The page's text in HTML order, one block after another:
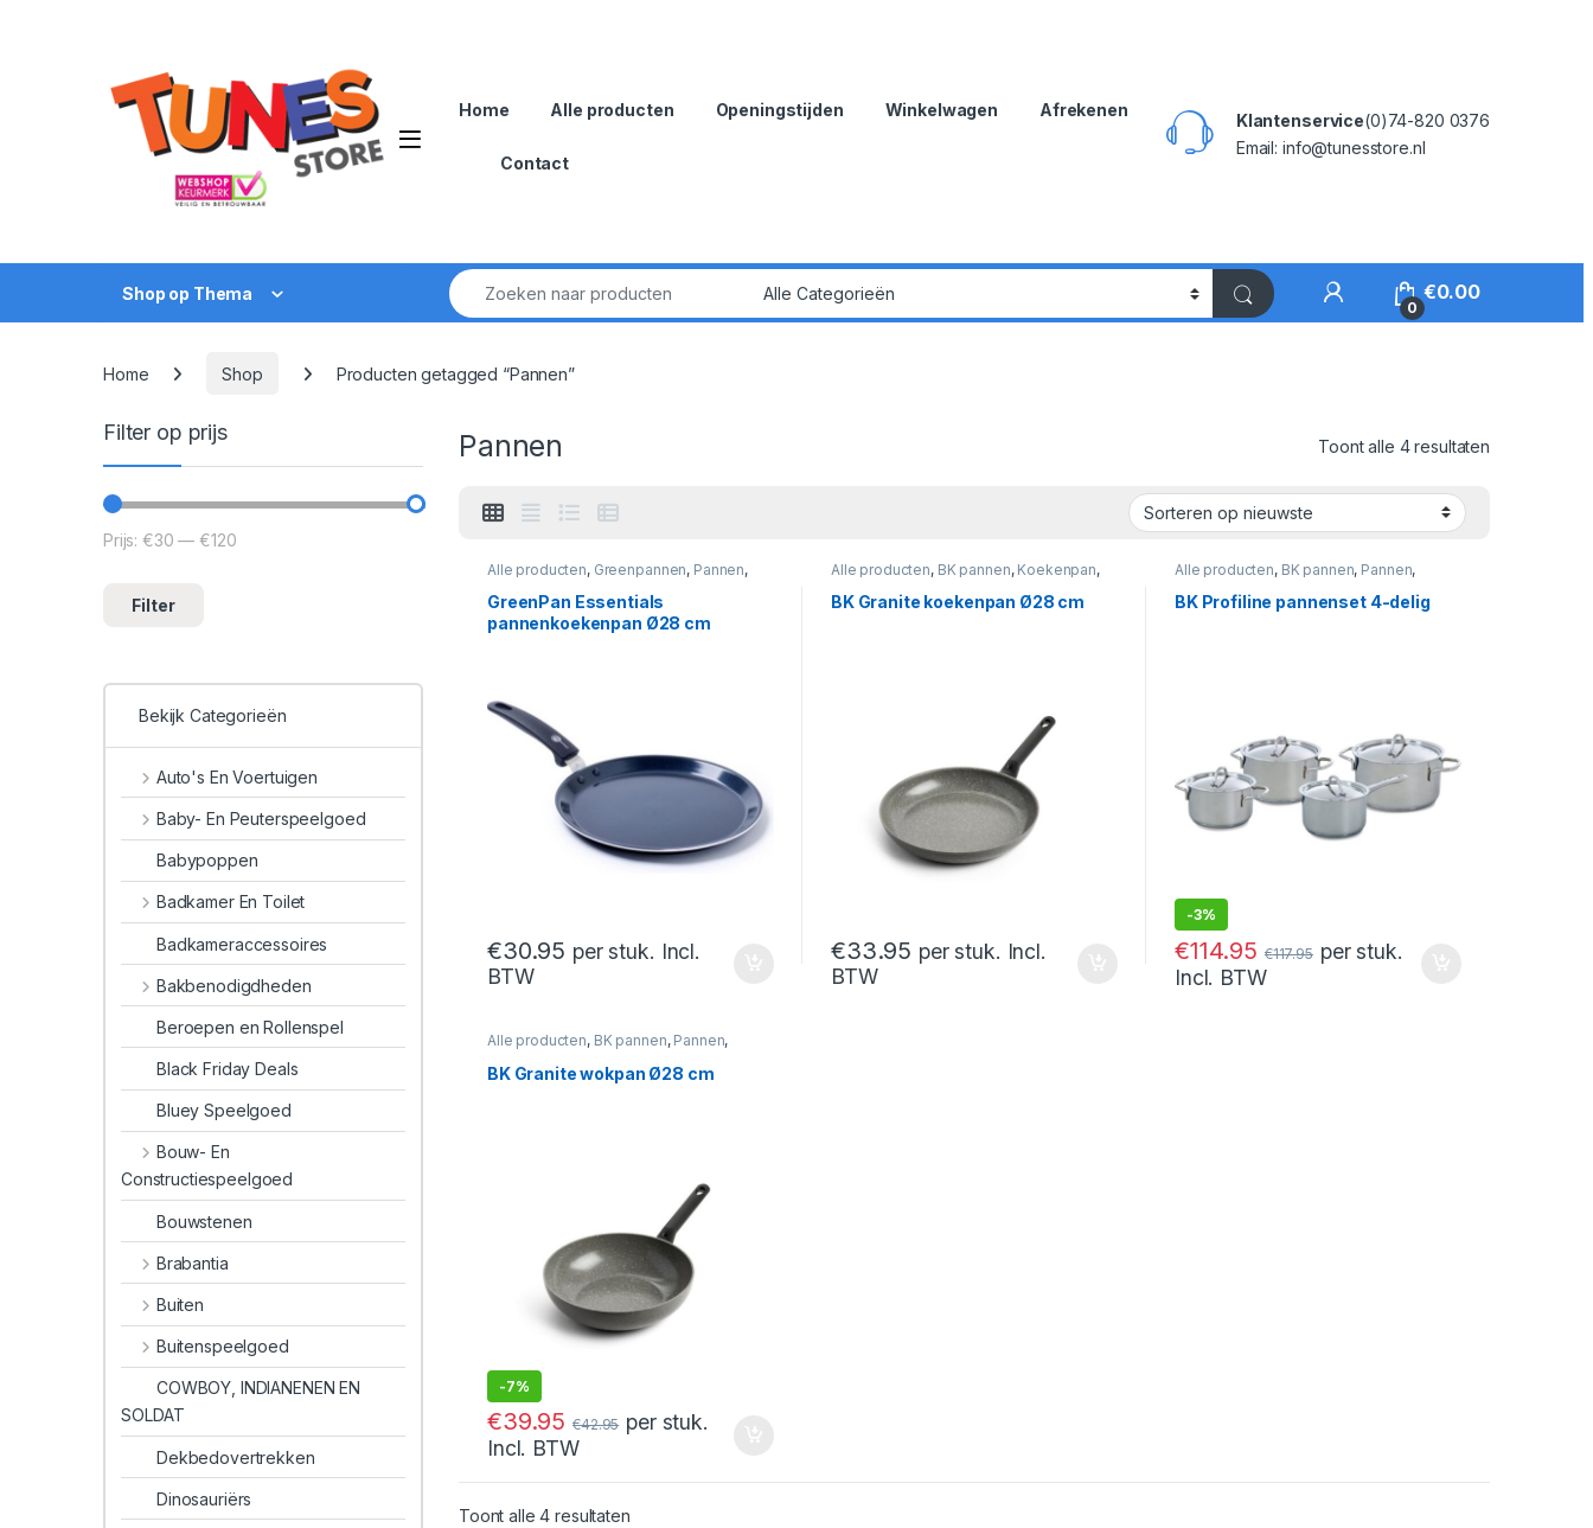
Open
Home Alle producten Openingstijden Winkelwagen Afrekenen
Contact
Klantenservice(0)74-820 0376
Email: info@tunesstore.nl
Shop op Thema
Zoek naar:
My Account
0
€0.00
Home Shop Producten getagged “Pannen”
Pannen Toont alle 4 resultaten
Alle producten, Greenpannen, Pannen,
GreenPan Essentials
pannenkoekenpan Ø28 cm
€30.95 per stuk. Incl.
BTW
Alle producten, BK pannen, Koekenpan,
BK Granite koekenpan Ø28 cm
€33.95 per stuk. Incl.
BTW
Alle producten, BK pannen, Pannen,
BK Profiline pannenset 4-delig
-3%
€114.95 €117.95 per stuk.
Incl. BTW
Alle producten, BK pannen, Pannen,
Wokpan
BK Granite wokpan Ø28 cm
-7%
€39.95 €42.95 per stuk.
Incl. BTW
Toont alle 4 resultatenGesorteerd op nieuwste
Filter op prijs
Min. prijs
Max. prijs
Filter
Prijs: €30 — €120
Bekijk Categorieën
Auto's En Voertuigen
Baby- En Peuterspeelgoed
Babypoppen
Badkamer En Toilet
Badkameraccessoires
Bakbenodigdheden
Beroepen en Rollenspel
Black Friday Deals
Bluey Speelgoed
Bouw- En
Constructiespeelgoed
Bouwstenen
Brabantia
Buiten
Buitenspeelgoed
COWBOY, INDIANENEN EN
SOLDAT
Dekbedovertrekken
Dinosauriërs